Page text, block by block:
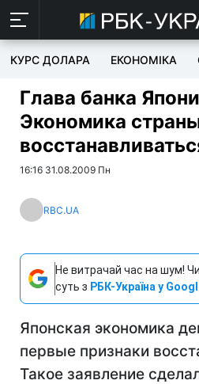
КУРС ДОЛАРА ЕКОНОМІКА
Глава банка
Экономика
16:16 31.08.2009 Пн
RBC.UA
Не витрачай час на шум!
суть з РБК-Україна у
Японская экономика
первые признаки
Такое заявление